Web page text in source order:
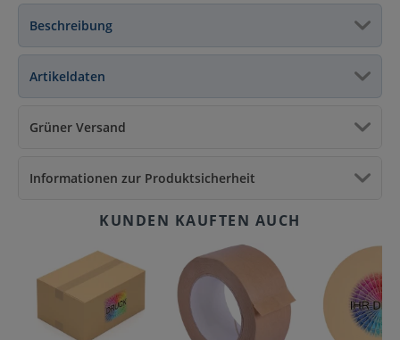
Beschreibung
Artikeldaten
Grüner Versand
Informationen zur Produktsicherheit